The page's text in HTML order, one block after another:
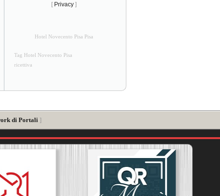
[ Privacy ]
Hotel Novecento Pisa Pisa
Tag Hotel Novecento Pisa
ricettiva
di Portali ]